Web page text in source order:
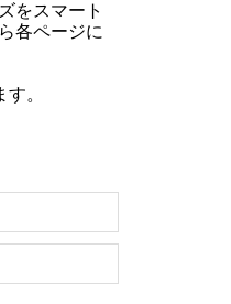
をスマート
各ページに
。